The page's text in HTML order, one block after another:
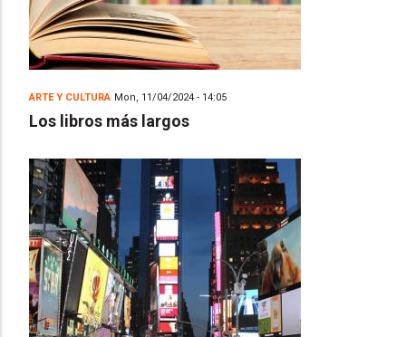
ARTE Y CULTURA Mon, 11/04/2024 - 14:05
Los libros más largos